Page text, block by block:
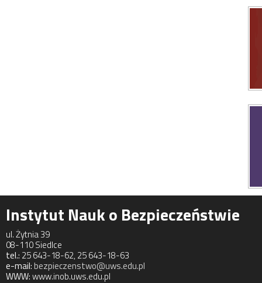
Instytut Nauk o Bezpieczeństwie
ul. Żytnia 39
08-110 Siedlce
tel.: 25 643-18-62, 25 643-18-63
e-mail:bezpieczenstwo@uws.edu.pl
WWW:www.inob.uws.edu.pl